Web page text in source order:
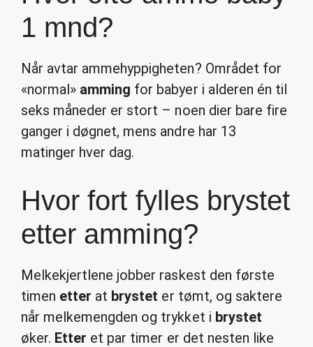
1 mnd?
Når avtar ammehyppigheten? Området for
«normal» amming for babyer i alderen én til
seks måneder er stort – noen dier bare fire
ganger i døgnet, mens andre har 13
matinger hver dag.
Hvor fort fylles brystet
etter amming?
Melkekjertlene jobber raskest den første
timen etter at brystet er tømt, og saktere
når melkemengden og trykket i brystet
øker. Etter et par timer er det nesten like